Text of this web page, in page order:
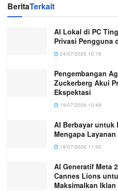
BeritaTerkait
AI Lokal di PC
Privasi Pengguna
24/07/2026 10:19
Pengembangan
Zuckerberg Akui
Ekspektasi
19/07/2026 10:49
AI Berbayar untuk
Mengapa
18/07/2026 11:50
AI Generatif Meta
Cannes Lions
Maksimalkan Iklan